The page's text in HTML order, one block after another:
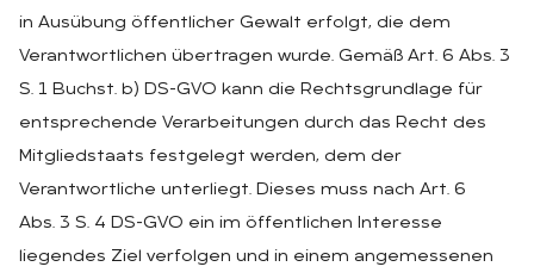
in Ausübung öffentlicher Gewalt erfolgt, die dem
Verantwortlichen übertragen wurde. Gemäß Art. 6 Abs. 3
S. 1 Buchst. b) DS-GVO kann die Rechtsgrundlage für
entsprechende Verarbeitungen durch das Recht des
Mitgliedstaats festgelegt werden, dem der
Verantwortliche unterliegt. Dieses muss nach Art. 6
Abs. 3 S. 4 DS-GVO ein im öffentlichen Interesse
liegendes Ziel verfolgen und in einem angemessenen